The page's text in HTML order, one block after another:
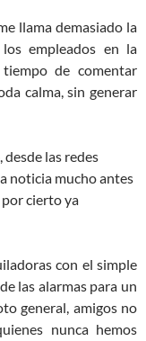
llama demasiado la
empleados en la
de comentar
calma, sin generar
, desde las redes
noticia mucho antes
cierto ya
con el simple
las alarmas para un
general, amigos no
nunca hemos